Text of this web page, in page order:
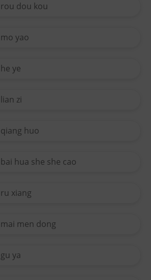
rou dou kou
mo yao
he ye
lian zi
qiang huo
bai hua she she cao
ru xiang
mai men dong
gu ya